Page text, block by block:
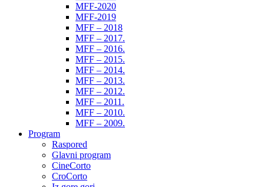
MFF-2020
MFF-2019
MFF – 2018
MFF – 2017.
MFF – 2016.
MFF – 2015.
MFF – 2014.
MFF – 2013.
MFF – 2012.
MFF – 2011.
MFF – 2010.
MFF – 2009.
Program
Raspored
Glavni program
CineCorto
CroCorto